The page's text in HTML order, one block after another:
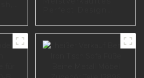
poliert Schrank
I3014-160-08